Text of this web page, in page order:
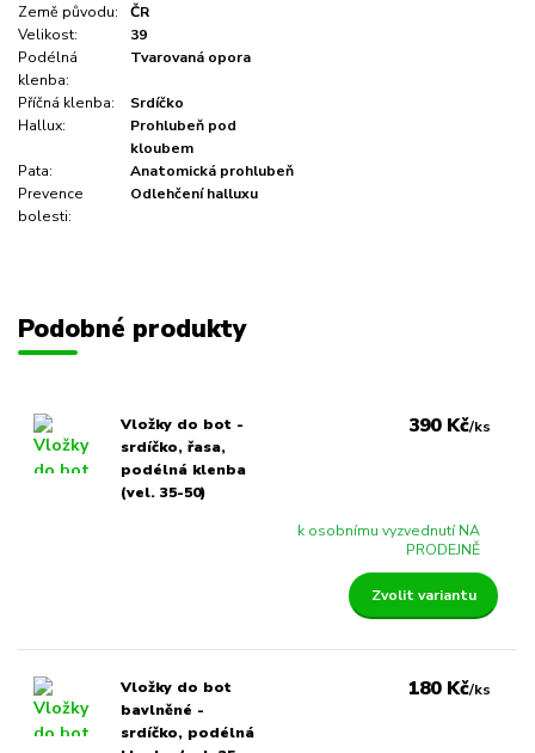
Země původu:
ČR
Velikost:
39
Podélná
klenba:
Tvarovaná opora
Příčná klenba:
Srdíčko
Hallux:
Prohlubeň pod
kloubem
Pata:
Anatomická prohlubeň
Prevence
bolesti:
Odlehčení halluxu
Podobné produkty
Vložky do bot -
srdíčko, řasa,
podélná klenba
(vel. 35-50)
390 Kč/ks
k osobnímu vyzvednutí NA
PRODEJNĚ
Zvolit variantu
Vložky do bot
bavlněné -
srdíčko, podélná
180 Kč/ks